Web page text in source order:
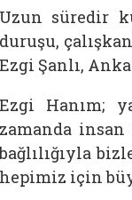
Uzun süredir
duruşu,
Ezgi Şanlı,
Ezgi Hanım;
zamanda
bağlılığıyla
hepimiz için